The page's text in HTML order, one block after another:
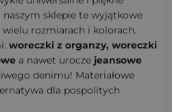
naszym sklepie te wyjątkowe
rozmiarach i kolorach.
woreczki z organzy, woreczki
a nawet urocze jeansowe
denimu! Materiałowe
dla pospolitych